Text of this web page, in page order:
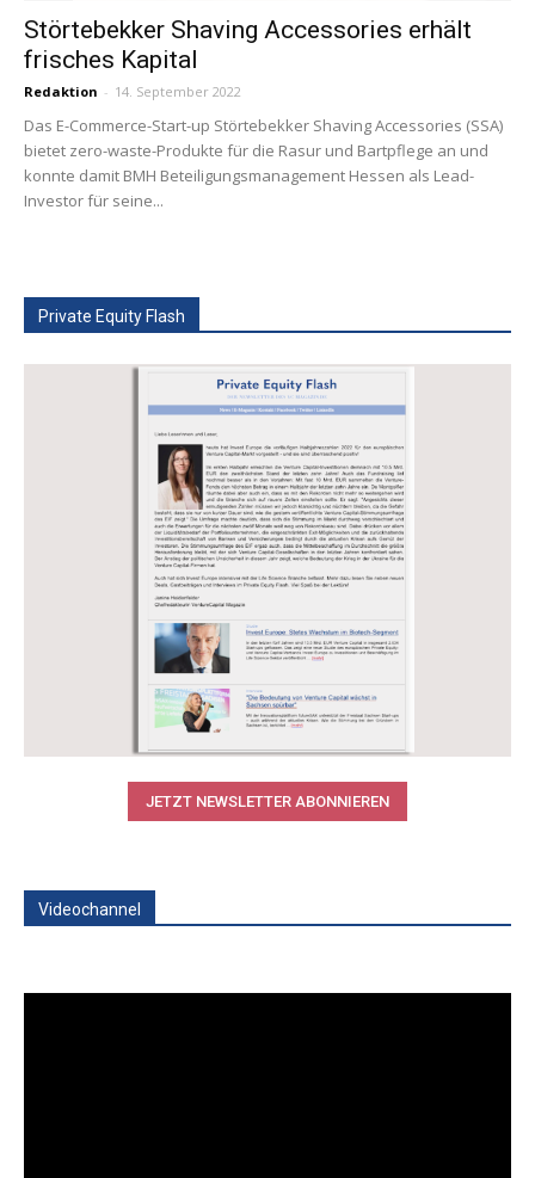
Störtebekker Shaving Accessories erhält
frisches Kapital
Redaktion - 14. September 2022
Das E-Commerce-Start-up Störtebekker Shaving Accessories (SSA)
bietet zero-waste-Produkte für die Rasur und Bartpflege an und
konnte damit BMH Beteiligungsmanagement Hessen als Lead-
Investor für seine...
Private Equity Flash
JETZT NEWSLETTER ABONNIEREN
Videochannel